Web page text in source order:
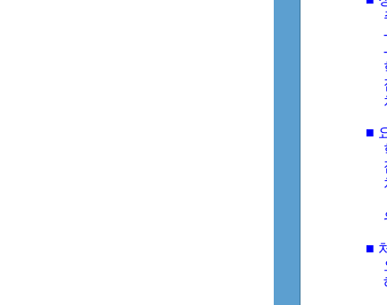
■
■